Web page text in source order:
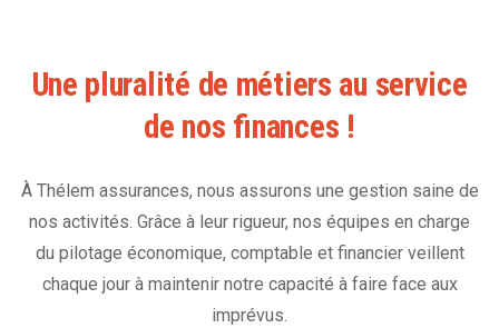
Une pluralité de métiers au service
de nos finances !
À Thélem assurances, nous assurons une gestion saine de
nos activités. Grâce à leur rigueur, nos équipes en charge
du pilotage économique, comptable et financier veillent
chaque jour à maintenir notre capacité à faire face aux
imprévus.